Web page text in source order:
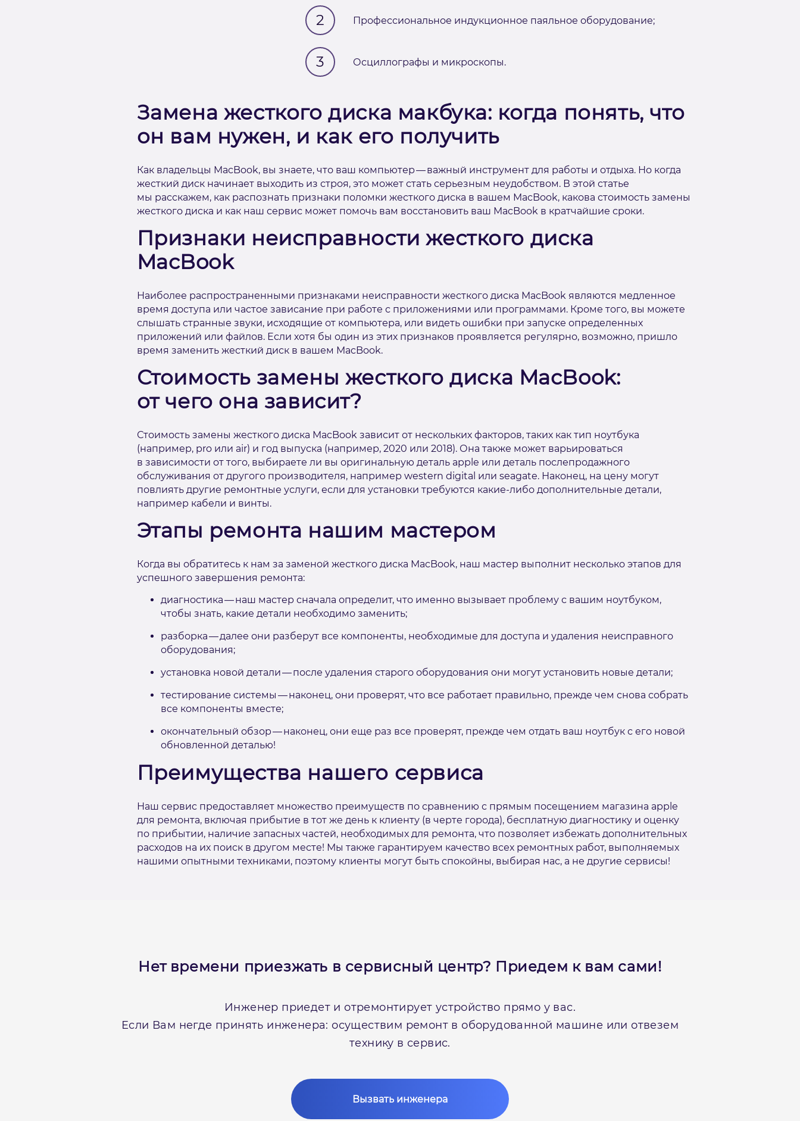
2 Профессиональное индукционное паяльное оборудование;
3 Осциллографы и микроскопы.
Замена жесткого диска макбука: когда понять, что
он вам нужен, и как его получить
Как владельцы MacBook, вы знаете, что ваш компьютер — важный инструмент для работы и отдыха. Но когда
жесткий диск начинает выходить из строя, это может стать серьезным неудобством. В этой статье
мы расскажем, как распознать признаки поломки жесткого диска в вашем MacBook, какова стоимость замены
жесткого диска и как наш сервис может помочь вам восстановить ваш MacBook в кратчайшие сроки.
Признаки неисправности жесткого диска
MacBook
Наиболее распространенными признаками неисправности жесткого диска MacBook являются медленное
время доступа или частое зависание при работе с приложениями или программами. Кроме того, вы можете
слышать странные звуки, исходящие от компьютера, или видеть ошибки при запуске определенных
приложений или файлов. Если хотя бы один из этих признаков проявляется регулярно, возможно, пришло
время заменить жесткий диск в вашем MacBook.
Стоимость замены жесткого диска MacBook:
от чего она зависит?
Стоимость замены жесткого диска MacBook зависит от нескольких факторов, таких как тип ноутбука
(например, pro или air) и год выпуска (например, 2020 или 2018). Она также может варьироваться
в зависимости от того, выбираете ли вы оригинальную деталь apple или деталь послепродажного
обслуживания от другого производителя, например western digital или seagate. Наконец, на цену могут
повлиять другие ремонтные услуги, если для установки требуются какие-либо дополнительные детали,
например кабели и винты.
Этапы ремонта нашим мастером
Когда вы обратитесь к нам за заменой жесткого диска MacBook, наш мастер выполнит несколько этапов для
успешного завершения ремонта:
диагностика — наш мастер сначала определит, что именно вызывает проблему с вашим ноутбуком,
чтобы знать, какие детали необходимо заменить;
разборка — далее они разберут все компоненты, необходимые для доступа и удаления неисправного
оборудования;
установка новой детали — после удаления старого оборудования они могут установить новые детали;
тестирование системы — наконец, они проверят, что все работает правильно, прежде чем снова собрать
все компоненты вместе;
окончательный обзор — наконец, они еще раз все проверят, прежде чем отдать ваш ноутбук с его новой
обновленной деталью!
Преимущества нашего сервиса
Наш сервис предоставляет множество преимуществ по сравнению с прямым посещением магазина apple
для ремонта, включая прибытие в тот же день к клиенту (в черте города), бесплатную диагностику и оценку
по прибытии, наличие запасных частей, необходимых для ремонта, что позволяет избежать дополнительных
расходов на их поиск в другом месте! Мы также гарантируем качество всех ремонтных работ, выполняемых
нашими опытными техниками, поэтому клиенты могут быть спокойны, выбирая нас, а не другие сервисы!
Нет времени приезжать в сервисный центр? Приедем к вам сами!
Инженер приедет и отремонтирует устройство прямо у вас.
Если Вам негде принять инженера: осуществим ремонт в оборудованной машине или отвезем
технику в сервис.
Вызвать инженера